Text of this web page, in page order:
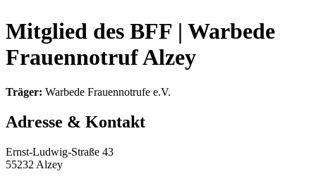
Mitglied des BFF | Warbede
Frauennotruf Alzey
Träger: Warbede Frauennotrufe e.V.
Adresse & Kontakt
Ernst-Ludwig-Straße 43
55232 Alzey